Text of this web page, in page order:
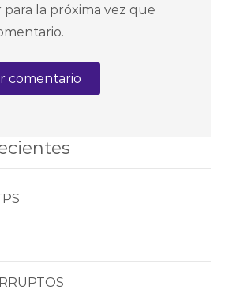
para la próxima vez que